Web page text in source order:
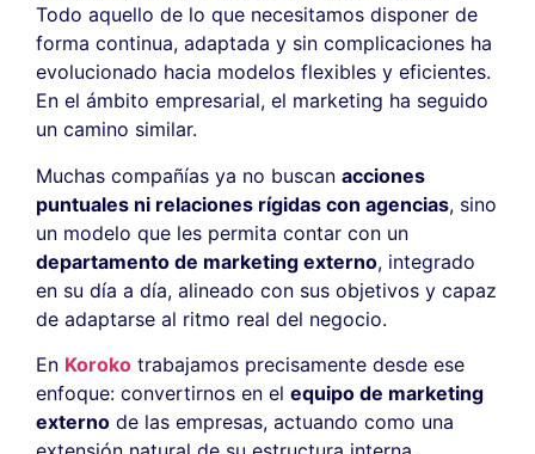
Todo aquello de lo que necesitamos disponer de
forma continua, adaptada y sin complicaciones ha
evolucionado hacia modelos flexibles y eficientes.
En el ámbito empresarial, el marketing ha seguido
un camino similar.
Muchas compañías ya no buscan acciones
puntuales ni relaciones rígidas con agencias, sino
un modelo que les permita contar con un
departamento de marketing externo, integrado
en su día a día, alineado con sus objetivos y capaz
de adaptarse al ritmo real del negocio.
En Koroko trabajamos precisamente desde ese
enfoque: convertirnos en el equipo de marketing
externo de las empresas, actuando como una